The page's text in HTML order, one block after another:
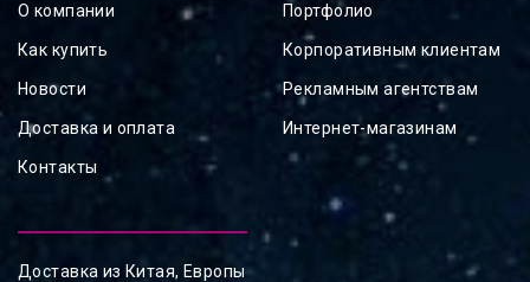
О компании
Как купить
Новости
Доставка и оплата
Контакты
Портфолио
Корпоративным клиентам
Рекламным агентствам
Интернет-магазинам
Доставка из Китая, Европы